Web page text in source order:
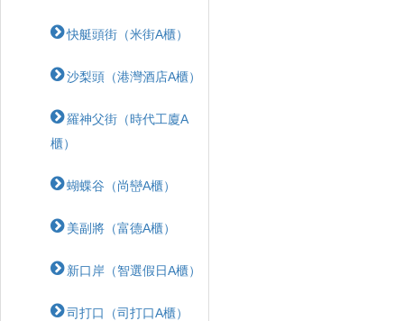
快艇頭街（米街A櫃）
沙梨頭（港灣酒店A櫃）
羅神父街（時代工廈A
櫃）
蝴蝶⾕（尚巒A櫃）
美副將（富德A櫃）
新口岸（智選假日A櫃）
司打口（司打口A櫃）